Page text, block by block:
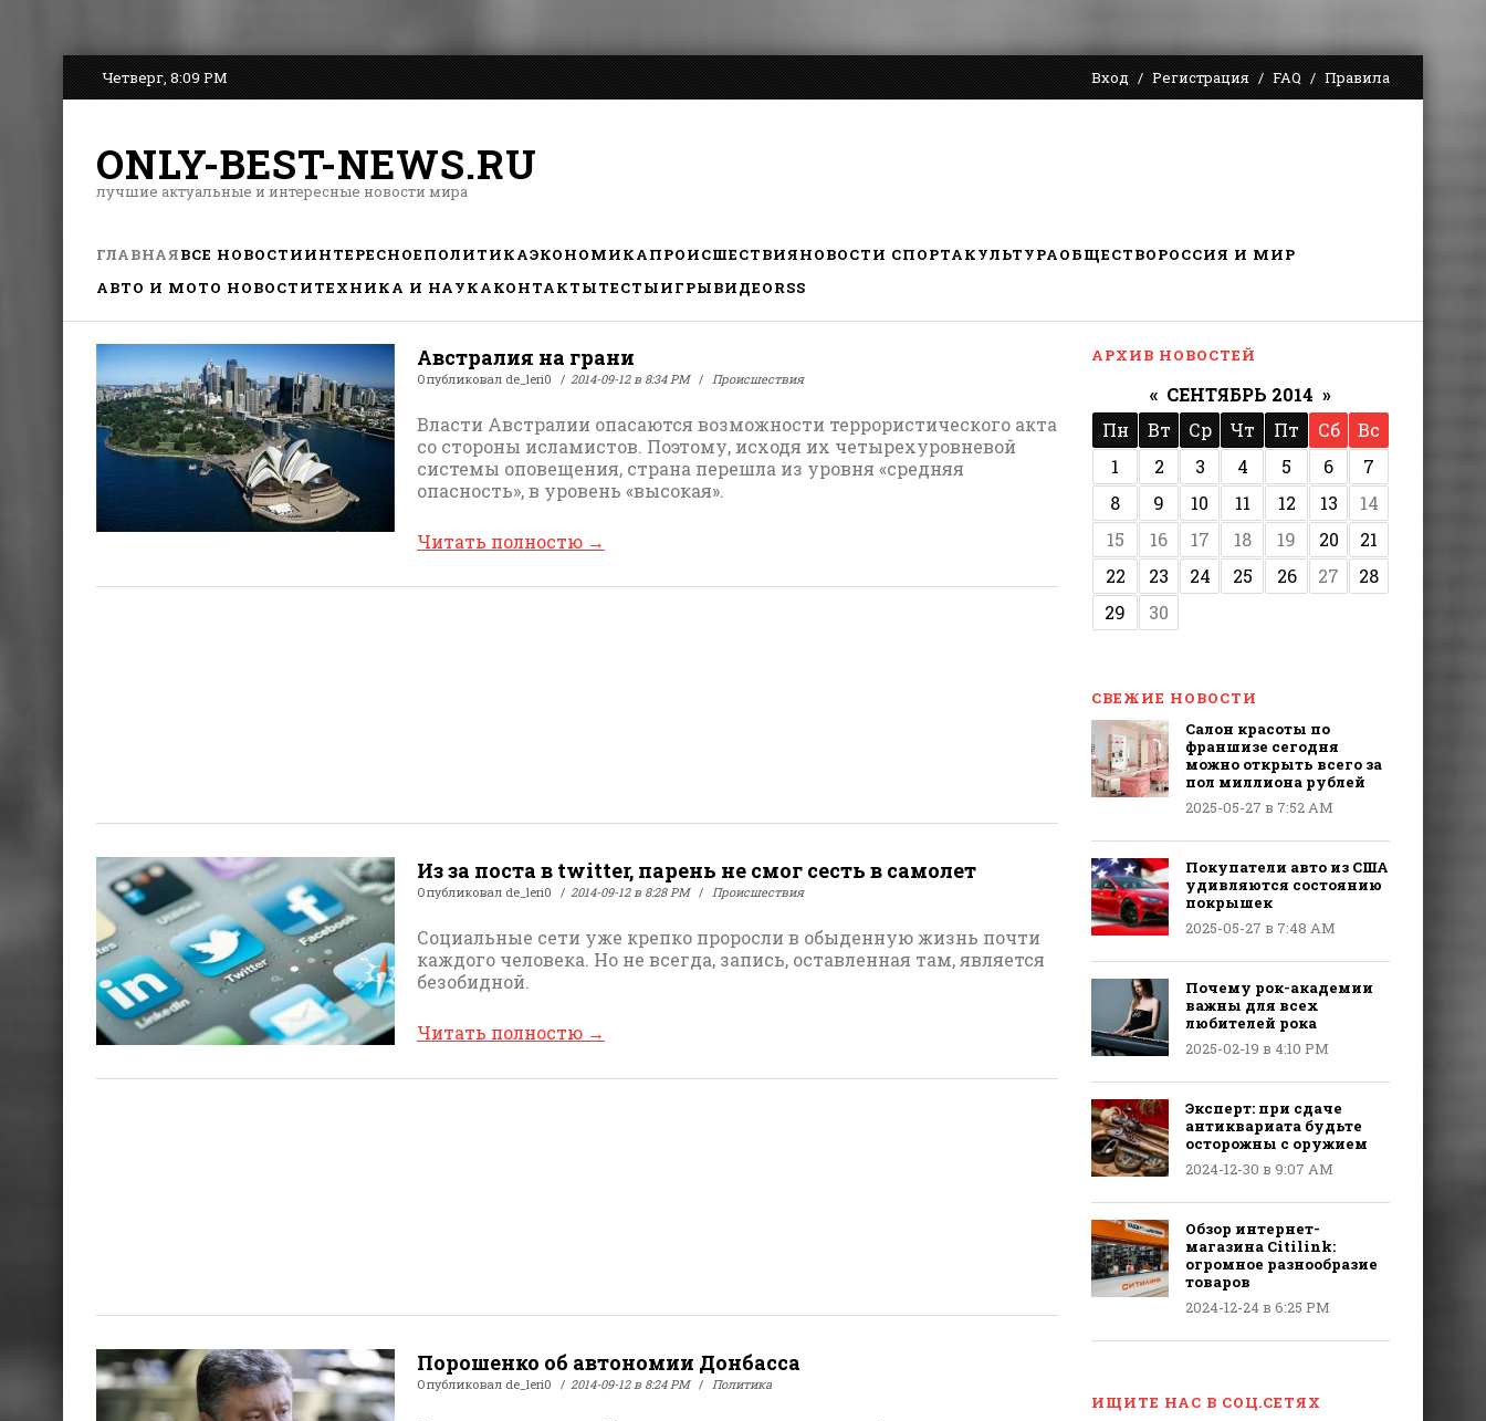
Четверг, 8:09 PM Вход Регистрация FAQ Правила
ONLY-BEST-NEWS.RU
лучшие актуальные и интересные новости мира
ГЛАВНАЯВСЕ НОВОСТИИНТЕРЕСНОЕПОЛИТИКАЭКОНОМИКАПРОИСШЕСТВИЯНОВОСТИ СПОРТАКУЛЬТУРАОБЩЕСТВОРОССИЯ И МИР
АВТО И МОТО НОВОСТИТЕХНИКА И НАУКАКОНТАКТЫТЕСТЫИГРЫВИДЕОRSS
Австралия на грани
Опубликовал de_leri0 2014-09-12 в 8:34 PM Происшествия
Власти Австралии опасаются возможности террористического акта
со стороны исламистов. Поэтому, исходя их четырехуровневой
системы оповещения, страна перешла из уровня «средняя
опасность», в уровень «высокая».
Читать полностю →
Из за поста в twitter, парень не смог сесть в самолет
Опубликовал de_leri0 2014-09-12 в 8:28 PM Происшествия
Социальные сети уже крепко проросли в обыденную жизнь почти
каждого человека. Но не всегда, запись, оставленная там, является
безобидной.
Читать полностю →
Порошенко об автономии Донбасса
Опубликовал de_leri0 2014-09-12 в 8:24 PM Политика
АРХИВ НОВОСТЕЙ
« СЕНТЯБРЬ 2014 »
Пн
Вт Ср Чт Пт Сб
Вс
1
2 3 4 5 6
7
8
9 10 11 12 13
14
15
16 17 18 19 20
21
22
23 24 25 26 27
28
29
30
СВЕЖИЕ НОВОСТИ
Салон красоты по
франшизе сегодня
можно открыть всего за
пол миллиона рублей
2025-05-27 в 7:52 AM
Покупатели авто из США
удивляются состоянию
покрышек
2025-05-27 в 7:48 AM
Почему рок-академии
важны для всех
любителей рока
2025-02-19 в 4:10 PM
Эксперт: при сдаче
антиквариата будьте
осторожны с оружием
2024-12-30 в 9:07 AM
Обзор интернет-
магазина Citilink:
огромное разнообразие
товаров
2024-12-24 в 6:25 PM
ИЩИТЕ НАС В СОЦ.СЕТЯХ